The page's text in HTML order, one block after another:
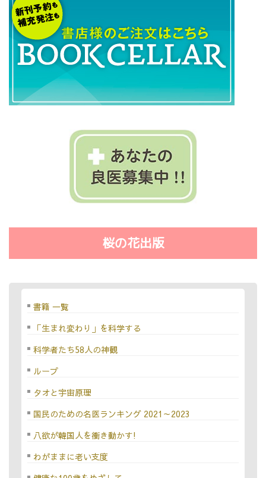
桜の花出版
書籍 一覧
「生まれ変わり」を科学する
科学者たち58人の神観
ループ
タオと宇宙原理
国民のための名医ランキング 2021～2023
八欲が韓国人を衝き動かす!
わがままに老い支度